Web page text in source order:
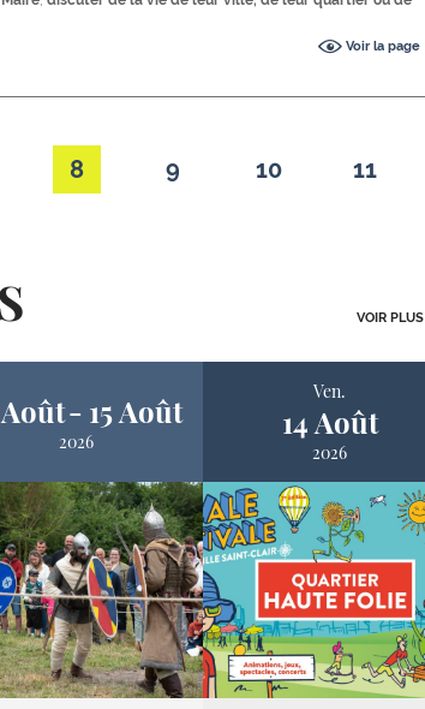
Voir la page
8 9 10 11
VOIR PLUS
Août 15 Août
2026
Ven.
14 Août
2026